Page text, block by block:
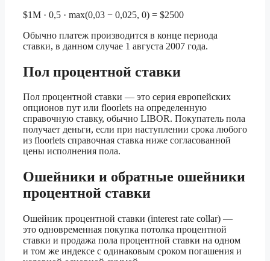
$1M · 0,5 · max(0,03 − 0,025, 0) = $2500
Обычно платеж производится в конце периода
ставки, в данном случае 1 августа 2007 года.
Пол процентной ставки
Пол процентной ставки — это серия европейских
опционов пут или floorlets на определенную
справочную ставку, обычно LIBOR. Покупатель пола
получает деньги, если при наступлении срока любого
из floorlets справочная ставка ниже согласованной
цены исполнения пола.
Ошейники и обратные ошейники
процентной ставки
Ошейник процентной ставки (interest rate collar) —
это одновременная покупка потолка процентной
ставки и продажа пола процентной ставки на одном
и том же индексе с одинаковым сроком погашения и